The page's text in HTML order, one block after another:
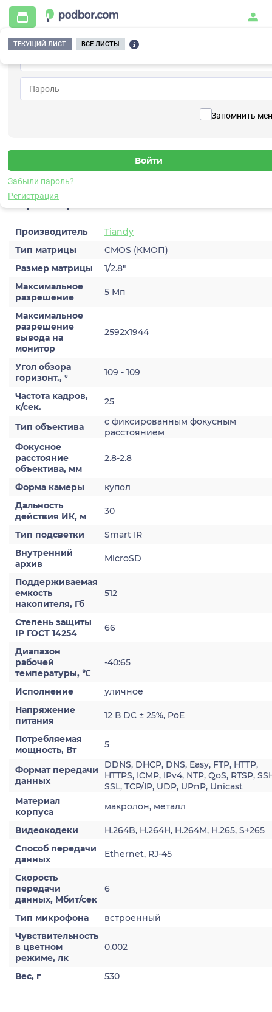
Запомнить
Забыли пароль?
Регистрация
ТЕКУЩИЙ ЛИСТ ВСЕ ЛИСТЫ
Главная / Видеонаблюдение / Видеокамеры / IP /
TC-C35XS Spec:I3W/E/Y/S/2.8mm/V5.0
C35XS Spec:I3W/E/Y/S/2.8mm/
Видеокамера IP
Характеристики
Производитель
Tiandy
Тип матрицы
CMOS (КМОП)
Размер матрицы
1/2.8″
Максимальное
разрешение
5 Мп
Максимальное
разрешение
вывода на
монитор
2592х1944
Угол обзора
горизонт., °
109 - 109
Частота кадров,
к/сек.
25
Тип объектива
с фиксированным фокусным
расстоянием
Фокусное
расстояние
объектива, мм
2.8-2.8
Форма камеры
купол
Дальность
действия ИК, м
30
Тип подсветки
Smart IR
Внутренний
архив
MicroSD
Поддерживаемая
емкость
накопителя, Гб
512
Степень защиты
IP ГОСТ 14254
66
Диапазон
рабочей
температуры, ℃
-40:65
Исполнение
уличное
Напряжение
питания
12 В DC ± 25%, PoE
Потребляемая
мощность, Вт
5
Формат передачи
данных
DDNS, DHCP, DNS, Easy, FTP, HTTP,
HTTPS, ICMP, IPv4, NTP, QoS, RTSP,
SSL, TCP/IP, UDP, UPnP, Unicast
Материал
корпуса
макролон, металл
Видеокодеки
H.264B, H.264H, H.264M, H.265, S+265
Способ передачи
данных
Ethernet, RJ-45
Скорость
передачи
данных, Мбит/сек
6
Тип микрофона
встроенный
Чувствительность
в цветном
режиме, лк
0.002
Вес, г 530